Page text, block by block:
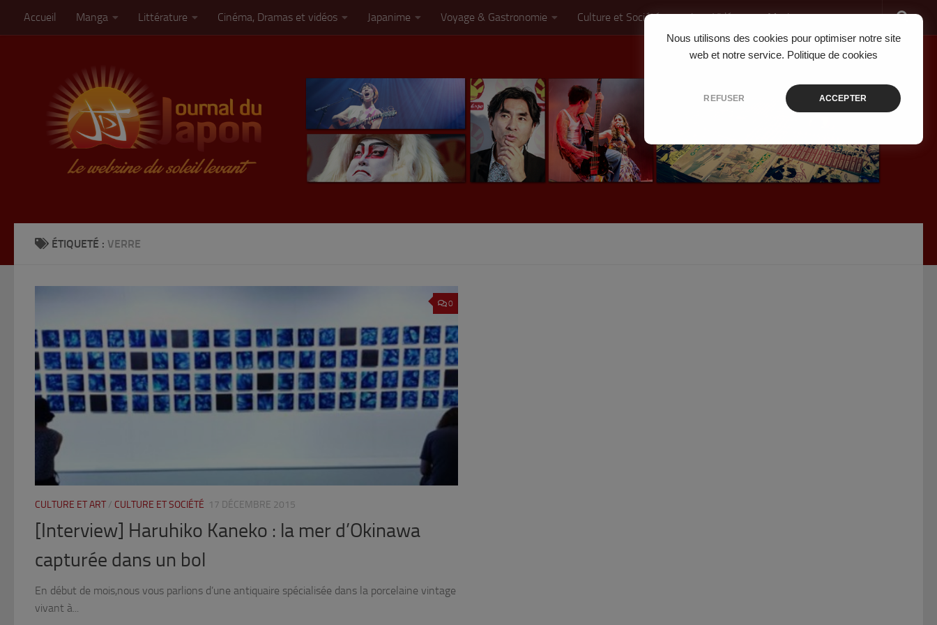
Nous utilisons des cookies pour optimiser notre site
web et notre service. Politique de cookies
REFUSER ACCEPTER
Skip to content
Accueil Manga Littérature Cinéma, Dramas et vidéos Japanime Voyage & Gastronomie Culture et Société Jeux Vidéo Musique
ÉTIQUETÉ : VERRE
0
CULTURE ET ART / CULTURE ET SOCIÉTÉ 17 DÉCEMBRE 2015
[Interview] Haruhiko Kaneko : la mer d’Okinawa
capturée dans un bol
En début de mois,nous vous parlions d’une antiquaire spécialisée dans la porcelaine vintage
vivant à...